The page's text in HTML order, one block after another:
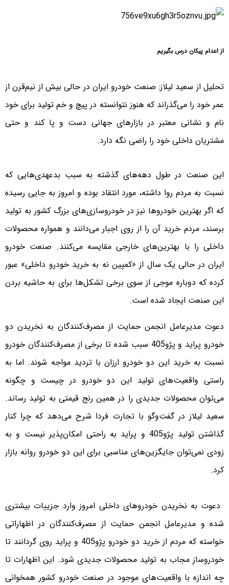
از اعدام پیکان درس بگیریم
تحلیل از سعید لیلاز: صنعت خودرو ایران در حالی بیش از نیم‌قرن از
عمر خود را می‌گذراند که هنوز نتوانسته در پیچ و خم تولید برای خود
نام و نشانی معتبر در بازارهای جهانی دست و پا کند و حتی
مشتریان داخلی خود را راضی نگه دارد.
این صنعت در طول دهه‌های گذشته به سبب بدعهدی‌هایی که
نسبت به مردم روا داشته، مورد انتقاد بوده و امروز به جایی رسیده
که اگر بهترین خودروها نیز در خودروسازی‌های بزرگ کشور به تولید
برسند، مردم خرید آن را از روی اجبار می‌دانند و همواره محصولات
داخلی را با بهترین‌های خارجی مقایسه می‌کنند. صنعت خودرو
ایران در حالی یک سال از «کمپین نه به خرید خودرو داخلی» عبور
کرده که دوباره موجی از سوی برخی تشکل‌ها برای به حاشیه بردن
این صنعت ایجاد شده است.
دعوت مدیر‌‌عامل انجمن حمایت از مصرف‌کنندگان به نخریدن دو
خودرو پراید و پژو‌405 سبب شده تا برخی از مصرف‌کنندگان خودرو
نسبت به خرید این دو خودرو ارزان با تردید مواجه شوند. اما به
راستی واقعیت‌های تولید این دو خودرو در چیست و چگونه
می‌توان محصولات جدیدی را در همین رنج قیمتی به تولید رساند.
سعید لیلاز در گفت‌وگو با تجارت فردا شرح می‌دهد که چرا کنار
گذاشتن تولید پژو‌405 و پراید به راحتی امکان‌پذیر نیست و به
زودی نمی‌توان جایگزین‌های مناسبی برای این دو خودرو روانه بازار
کرد.
‌‌ دعوت به نخریدن خودروهای داخلی امروز وارد جزییات بیشتری
شده و مدیر‌‌عامل انجمن حمایت از مصرف‌کنندگان در اظهاراتی
خواسته که مردم از خرید دو خودرو پژو‌405 و پراید روی گردانند تا
خودروساز مجاب به تولید محصولات جدیدی شود. این اظهارات تا
چه اندازه با واقعیت‌های موجود در صنعت خودرو کشور همخوانی